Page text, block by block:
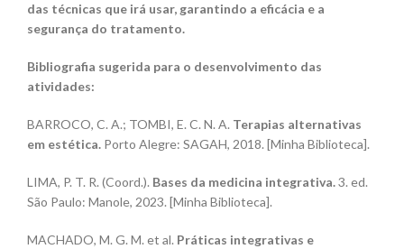
das técnicas que irá usar, garantindo a eficácia e a
segurança do tratamento.
Bibliografia sugerida para o desenvolvimento das
atividades:
BARROCO, C. A.; TOMBI, E. C. N. A. Terapias alternativas
em estética. Porto Alegre: SAGAH, 2018. [Minha Biblioteca].
LIMA, P. T. R. (Coord.). Bases da medicina integrativa.3. ed.
São Paulo: Manole, 2023. [Minha Biblioteca].
MACHADO, M. G. M. et al. Práticas integrativas e